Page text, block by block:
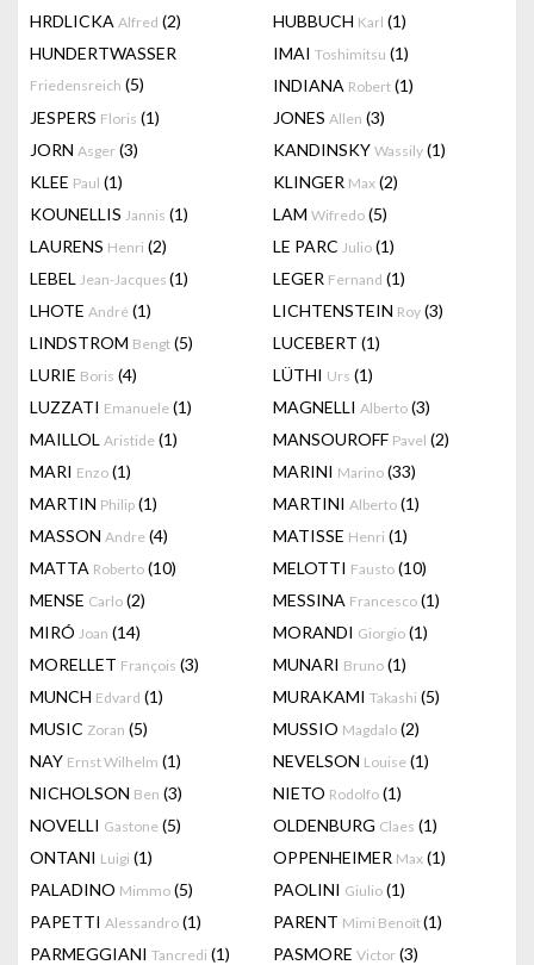
HRDLICKA Alfred (2) HUBBUCH Karl (1)
HUNDERTWASSER
Friedensreich (5)
IMAI Toshimitsu (1)
INDIANA Robert (1)
JESPERS Floris (1) JONES Allen (3)
JORN Asger (3) KANDINSKY Wassily (1)
KLEE Paul (1) KLINGER Max (2)
KOUNELLIS Jannis (1) LAM Wifredo (5)
LAURENS Henri (2) LE PARC Julio (1)
LEBEL Jean-Jacques (1) LEGER Fernand (1)
LHOTE André (1) LICHTENSTEIN Roy (3)
LINDSTROM Bengt (5) LUCEBERT (1)
LURIE Boris (4) LÜTHI Urs (1)
LUZZATI Emanuele (1) MAGNELLI Alberto (3)
MAILLOL Aristide (1) MANSOUROFF Pavel (2)
MARI Enzo (1) MARINI Marino (33)
MARTIN Philip (1) MARTINI Alberto (1)
MASSON Andre (4) MATISSE Henri (1)
MATTA Roberto (10) MELOTTI Fausto (10)
MENSE Carlo (2) MESSINA Francesco (1)
MIRÓ Joan (14) MORANDI Giorgio (1)
MORELLET François (3) MUNARI Bruno (1)
MUNCH Edvard (1) MURAKAMI Takashi (5)
MUSIC Zoran (5) MUSSIO Magdalo (2)
NAY Ernst Wilhelm (1) NEVELSON Louise (1)
NICHOLSON Ben (3) NIETO Rodolfo (1)
NOVELLI Gastone (5) OLDENBURG Claes (1)
ONTANI Luigi (1) OPPENHEIMER Max (1)
PALADINO Mimmo (5) PAOLINI Giulio (1)
PAPETTI Alessandro (1) PARENT Mimi Benoît(1)
PARMEGGIANI Tancredi (1) PASMORE Victor (3)